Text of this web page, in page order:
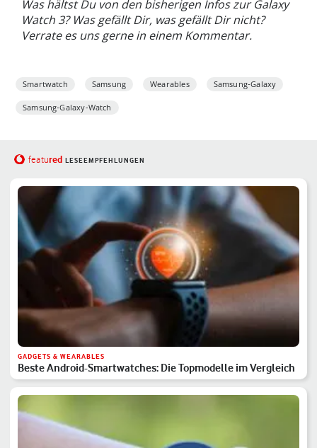
Was hältst Du von den bisherigen Infos zur Galaxy
Watch 3? Was gefällt Dir, was gefällt Dir nicht?
Verrate es uns gerne in einem Kommentar.
Smartwatch Samsung Wearables Samsung-Galaxy
Samsung-Galaxy-Watch
featured LESEEMPFEHLUNGEN
GADGETS & WEARABLES
Beste Android-Smartwatches: Die Topmodelle im Vergleich